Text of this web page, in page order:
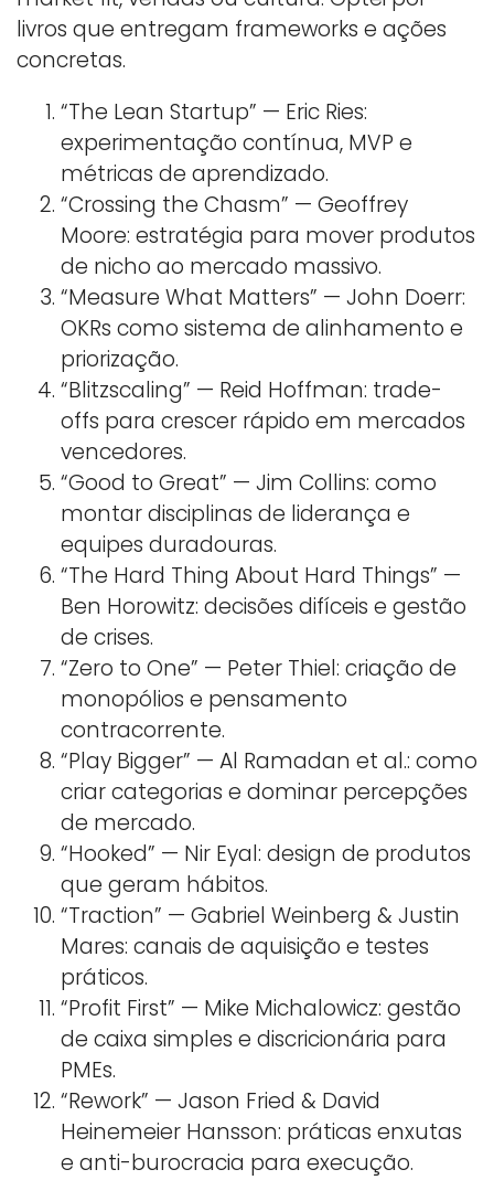
livros que entregam frameworks e ações
concretas.
“The Lean Startup” — Eric Ries:
experimentação contínua, MVP e
métricas de aprendizado.
“Crossing the Chasm” — Geoffrey
Moore: estratégia para mover produtos
de nicho ao mercado massivo.
“Measure What Matters” — John Doerr:
OKRs como sistema de alinhamento e
priorização.
“Blitzscaling” — Reid Hoffman: trade-
offs para crescer rápido em mercados
vencedores.
“Good to Great” — Jim Collins: como
montar disciplinas de liderança e
equipes duradouras.
“The Hard Thing About Hard Things” —
Ben Horowitz: decisões difíceis e gestão
de crises.
“Zero to One” — Peter Thiel: criação de
monopólios e pensamento
contracorrente.
“Play Bigger” — Al Ramadan et al.: como
criar categorias e dominar percepções
de mercado.
“Hooked” — Nir Eyal: design de produtos
que geram hábitos.
“Traction” — Gabriel Weinberg & Justin
Mares: canais de aquisição e testes
práticos.
“Profit First” — Mike Michalowicz: gestão
de caixa simples e discricionária para
PMEs.
“Rework” — Jason Fried & David
Heinemeier Hansson: práticas enxutas
e anti-burocracia para execução.